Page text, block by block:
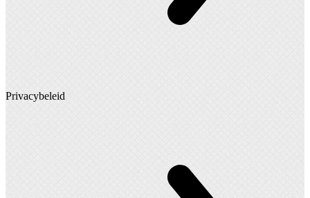
Privacybeleid